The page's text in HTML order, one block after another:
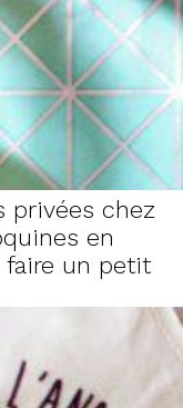
privées chez
en
faire un petit